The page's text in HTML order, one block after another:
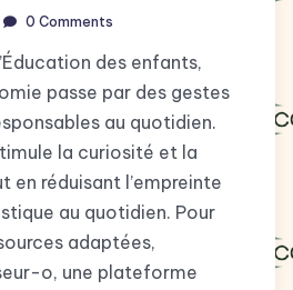
0 Comments
des enfants,
passe par des gestes
au quotidien.
la curiosité et la
en réduisant l’empreinte
au quotidien. Pour
adaptées,
o, une plateforme